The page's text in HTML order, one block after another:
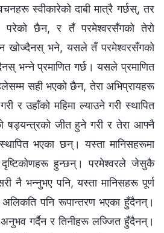
स्वीकारेको दाबी मात्रै गर्छस्, तर
परेको छैन, र तँ परमेश्‍वरसँगको तेरो
खोज्दैनस् भने, यसले तँ परमेश्‍वरसँगको
भन्‍ने प्रमाणित गर्छ। यसले प्रमाणित
सही भएको छैन, तेरा अभिप्रायहरू
गरी र उहाँको महिमा ल्याउने गरी स्थापित
जीत हुने गरी र तेरा आफ्नै
भएका छन्। यस्ता मानिसहरूमा
हुन्छन्। परमेश्‍वरले जेसुकै
नै भन्नुभए पनि, यस्ता मानिसहरू पूर्ण
पनि रूपान्तरण भएका हुँदैनन्।
गर्दैन र तिनीहरू लज्जित हुँदैनन्।